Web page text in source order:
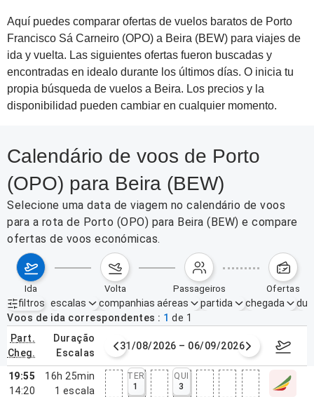
Aquí puedes comparar ofertas de vuelos baratos de Porto
Francisco Sá Carneiro (OPO) a Beira (BEW) para viajes de
ida y vuelta. Las siguientes ofertas fueron buscadas y
encontradas en idealo durante los últimos días. O inicia tu
propia búsqueda de vuelos a Beira. Los precios y la
disponibilidad pueden cambiar en cualquier momento.
Calendário de voos de Porto
(OPO) para Beira (BEW)
Selecione uma data de viagem no calendário de voos
para a rota de Porto (OPO) para Beira (BEW) e compare
ofertas de voos económicas.
ida volta passageiros ofertas
filtros
Filtros ativos nenhum
escalas companhias aéreas partida chegada
Voos de ida correspondentes
1 de 1
part.
cheg.
duração
escalas
agosto de 2026 31/08/2026 – 06/09/2026 7–13
19:55
14:20
16h 25min
1 escala
TER
1
QUI
3